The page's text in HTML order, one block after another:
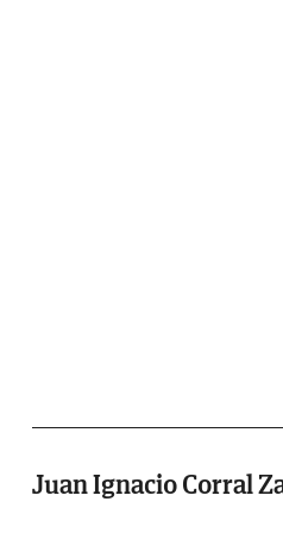
Juan Ignacio Corral